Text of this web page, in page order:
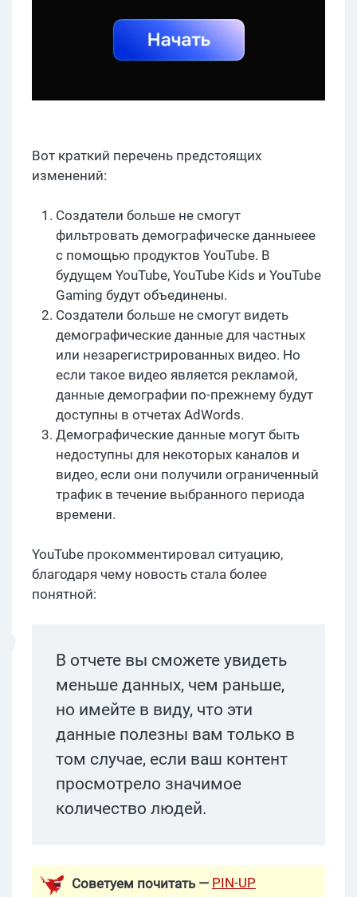
Вот краткий перечень предстоящих
изменений:
Создатели больше не смогут
фильтровать демографическе данныеее
с помощью продуктов YouTube. В
будущем YouTube, YouTube Kids и YouTube
Gaming будут объединены.
Создатели больше не смогут видеть
демографические данные для частных
или незарегистрированных видео. Но
если такое видео является рекламой,
данные демографии по-прежнему будут
доступны в отчетах AdWords.
Демографические данные могут быть
недоступны для некоторых каналов и
видео, если они получили ограниченный
трафик в течение выбранного периода
времени.
YouTube прокомментировал ситуацию,
благодаря чему новость стала более
понятной:
В отчете вы сможете увидеть
меньше данных, чем раньше,
но имейте в виду, что эти
данные полезны вам только в
том случае, если ваш контент
просмотрело значимое
количество людей.
Советуем почитать — PIN-UP